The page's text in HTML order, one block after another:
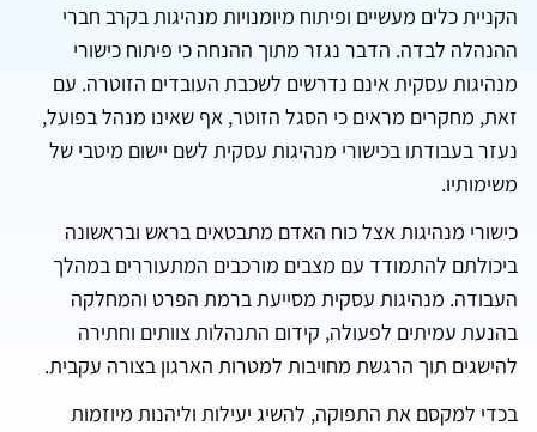
הקניית כלים מעשיים ופיתוח מיומנויות מנהיגות בקרב חברי
ההנהלה לבדה. הדבר נגזר מתוך ההנחה כי פיתוח כישורי
מנהיגות עסקית אינם נדרשים לשכבת העובדים הזוטרה. עם
זאת, מחקרים מראים כי הסגל הזוטר, אף שאינו מנהל בפועל,
נעזר בעבודתו בכישורי מנהיגות עסקית לשם יישום מיטבי של
משימותיו.
כישורי מנהיגות אצל כוח האדם מתבטאים בראש ובראשונה
ביכולתם להתמודד עם מצבים מורכבים המתעוררים במהלך
העבודה. מנהיגות עסקית מסייעת ברמת הפרט והמחלקה
בהנעת עמיתים לפעולה, קידום התנהלות צוותים וחתירה
להישגים תוך הרגשת מחויבות למטרות הארגון בצורה עקבית.
בכדי למקסם את התפוקה, להשיג יעילות וליהנות מיוזמות